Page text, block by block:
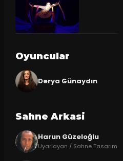
Oyuncular
Derya Günaydın
Sahne Arkasi
Harun Güzeloğlu
Uyarlayan / Sahne Tasarım